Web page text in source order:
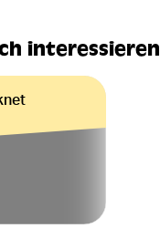
interessieren